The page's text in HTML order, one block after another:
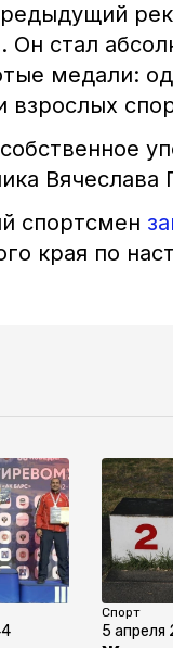
Он стал
медали:
взрослых
Вячеслава
спортсмен
края по
Спорт
5 апреля